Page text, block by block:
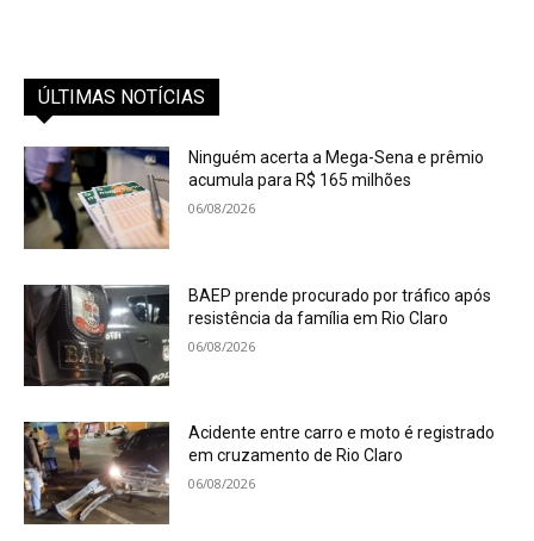
ÚLTIMAS NOTÍCIAS
Ninguém acerta a Mega-Sena e prêmio
acumula para R$ 165 milhões
06/08/2026
BAEP prende procurado por tráfico após
resistência da família em Rio Claro
06/08/2026
Acidente entre carro e moto é registrado
em cruzamento de Rio Claro
06/08/2026